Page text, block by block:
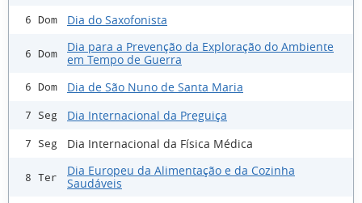
6 Dom Dia do Saxofonista
6 Dom
Dia para a Prevenção da Exploração do Ambiente
em Tempo de Guerra
6 Dom Dia de São Nuno de Santa Maria
7 Seg Dia Internacional da Preguiça
7 Seg Dia Internacional da Física Médica
8 Ter
Dia Europeu da Alimentação e da Cozinha
Saudáveis